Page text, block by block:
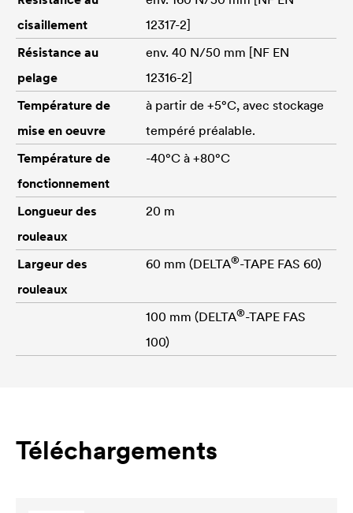
cisaillement
12317-2]
Résistance au
pelage
env. 40 N/50 mm [NF EN
12316-2]
Température de
mise en oeuvre
à partir de +5°C, avec stockage
tempéré préalable.
Température de
fonctionnement
-40°C à +80°C
Longueur des
rouleaux
20 m
Largeur des
rouleaux
60 mm (DELTA®-TAPE FAS 60)
100 mm (DELTA®-TAPE FAS
100)
Téléchargements